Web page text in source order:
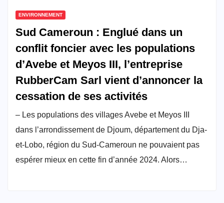
ENVIRONNEMENT
Sud Cameroun : Englué dans un
conflit foncier avec les populations
d’Avebe et Meyos III, l’entreprise
RubberCam Sarl vient d’annoncer la
cessation de ses activités
– Les populations des villages Avebe et Meyos III
dans l’arrondissement de Djoum, département du Dja-
et-Lobo, région du Sud-Cameroun ne pouvaient pas
espérer mieux en cette fin d’année 2024. Alors…